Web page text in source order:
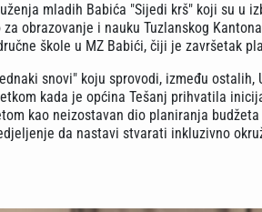
mladih Babića "Sijedi krš" koji su u
obrazovanje i nauku Tuzlanskog
škole u MZ Babići, čiji je završetak
snovi" koju sprovodi, između ostalih,
kada je općina Tešanj prihvatila
kao neizostavan dio planiranja
da nastavi stvarati inkluzivno